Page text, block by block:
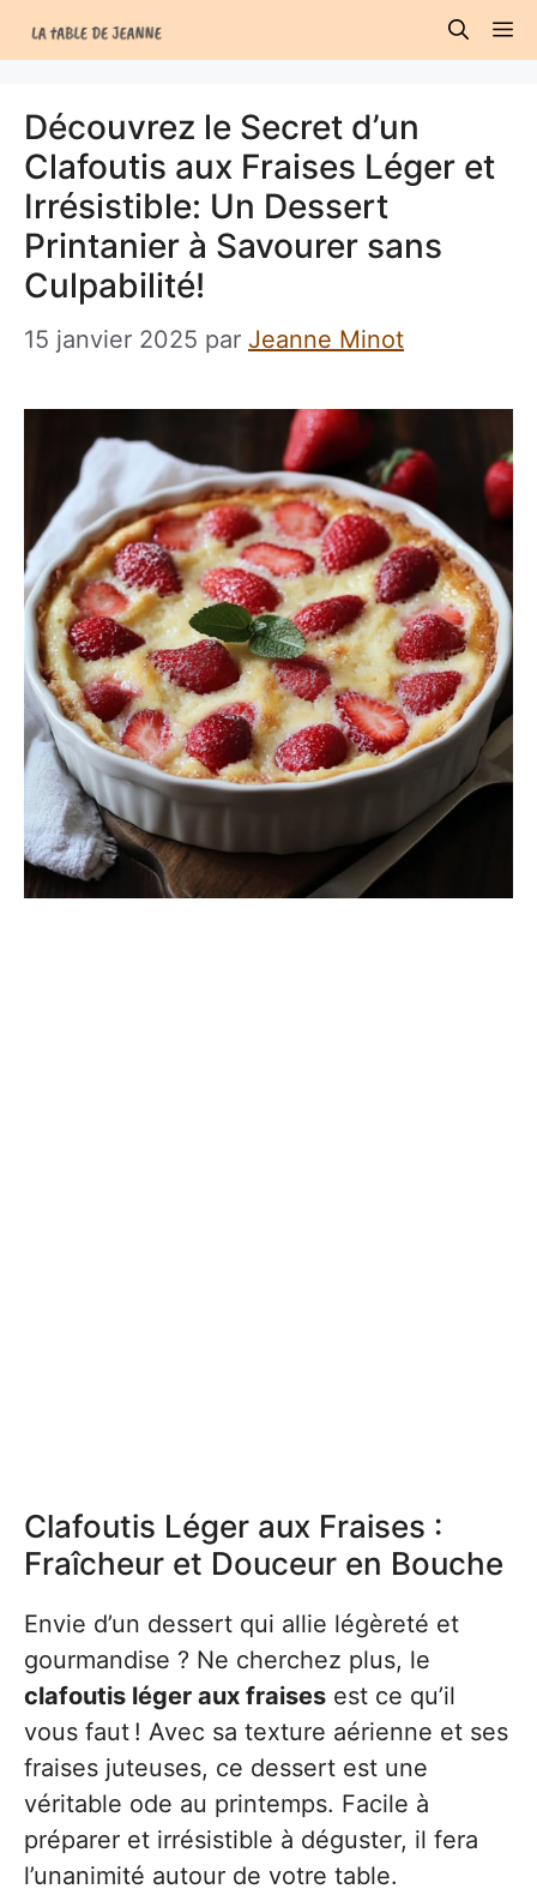
au
Découvrez le Secret d’un
Clafoutis aux Fraises Léger et
Irrésistible: Un Dessert
Printanier à Savourer sans
Culpabilité!
15 janvier 2025 par Jeanne Minot
Clafoutis Léger aux Fraises :
Fraîcheur et Douceur en Bouche
Envie d’un dessert qui allie légèreté et
gourmandise ? Ne cherchez plus, le
clafoutis léger aux fraises est ce qu’il
vous faut ! Avec sa texture aérienne et ses
fraises juteuses, ce dessert est une
véritable ode au printemps. Facile à
préparer et irrésistible à déguster, il fera
l’unanimité autour de votre table.